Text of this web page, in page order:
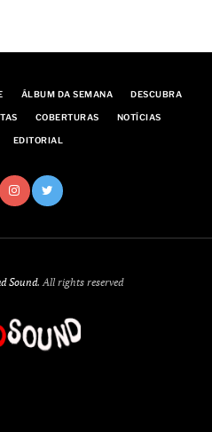
ÁLBUM DA SEMANA DESCUBRA
COBERTURAS NOTÍCIAS
EDITORIAL
Sound. All rights reserved